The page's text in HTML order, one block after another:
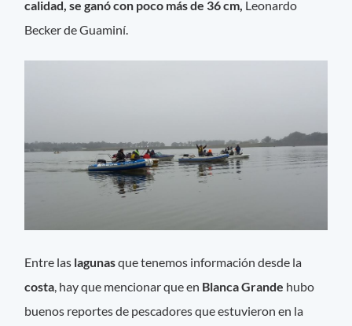
calidad, se ganó con poco más de 36 cm, Leonardo
Becker de Guaminí.
Entre las lagunasque tenemos información desde la
costa , hay que mencionar que en Blanca Grande hubo
buenos reportes de pescadores que estuvieron en la